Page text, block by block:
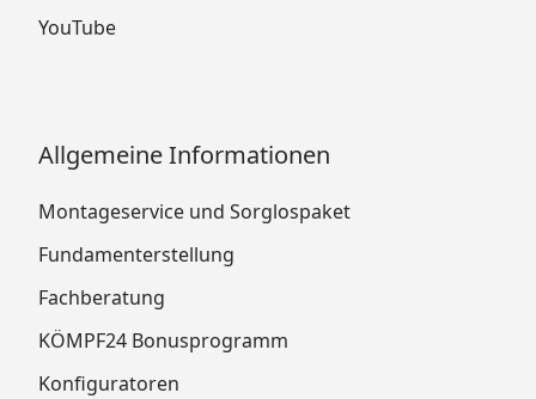
YouTube
Allgemeine Informationen
Montageservice und Sorglospaket
Fundamenterstellung
Fachberatung
KÖMPF24 Bonusprogramm
Konfiguratoren